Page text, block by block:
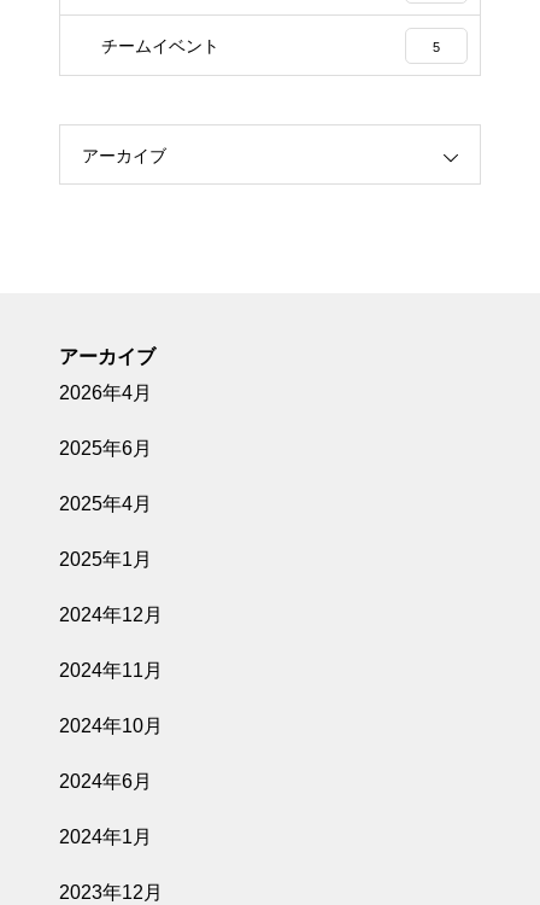
チームイベント 5
アーカイブ
アーカイブ
2026年4月
2025年6月
2025年4月
2025年1月
2024年12月
2024年11月
2024年10月
2024年6月
2024年1月
2023年12月